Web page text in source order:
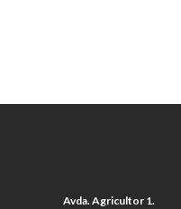
Avda. Agricultor 1.